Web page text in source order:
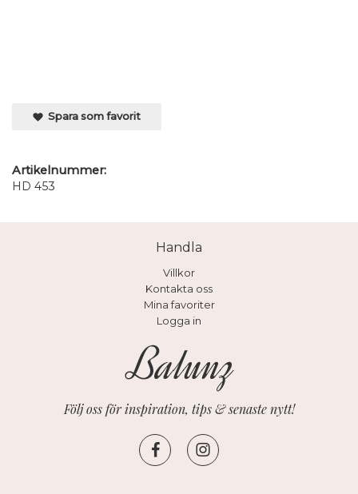
Spara som favorit
Artikelnummer:
HD 453
Handla
Villkor
Kontakta oss
Mina favoriter
Logga in
Följ oss för inspiration, tips & senaste nytt!